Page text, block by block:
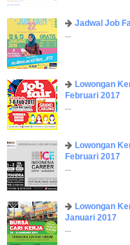
Jadwal Job
...
Lowongan
Februari 2017
...
Lowongan
Februari 2017
...
Lowongan
Januari 2017
...